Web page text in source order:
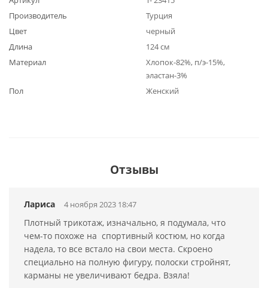
Производитель
Турция
Цвет
черный
Длина
124 см
Материал
Хлопок-82%, п/э-15%,
эластан-3%
Пол
Женский
Отзывы
Лариса 4 ноября 2023 18:47
Плотный трикотаж, изначально, я подумала, что
чем-то похоже на спортивный костюм, но когда
надела, то все встало на свои места. Скроено
специально на полную фигуру, полоски стройнят,
карманы не увеличивают бедра. Взяла!